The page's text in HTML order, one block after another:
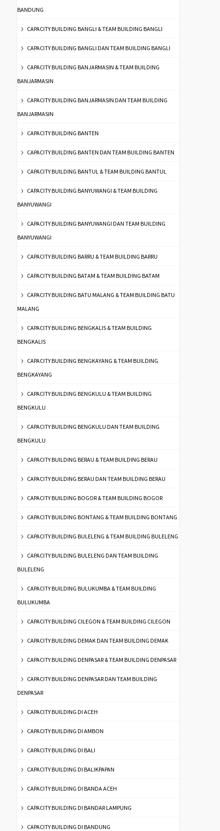
BANDUNG
CAPACITY BUILDING BANGLI & TEAM BUILDING BANGLI
CAPACITY BUILDING BANGLI DAN TEAM BUILDING BANGLI
CAPACITY BUILDING BANJARMASIN & TEAM BUILDING
BANJARMASIN
CAPACITY BUILDING BANJARMASIN DAN TEAM BUILDING
BANJARMASIN
CAPACITY BUILDING BANTEN
CAPACITY BUILDING BANTEN DAN TEAM BUILDING BANTEN
CAPACITY BUILDING BANTUL & TEAM BUILDING BANTUL
CAPACITY BUILDING BANYUWANGI & TEAM BUILDING
BANYUWANGI
CAPACITY BUILDING BANYUWANGI DAN TEAM BUILDING
BANYUWANGI
CAPACITY BUILDING BARRU & TEAM BUILDING BARRU
CAPACITY BUILDING BATAM & TEAM BUILDING BATAM
CAPACITY BUILDING BATU MALANG & TEAM BUILDING BATU
MALANG
CAPACITY BUILDING BENGKALIS & TEAM BUILDING
BENGKALIS
CAPACITY BUILDING BENGKAYANG & TEAM BUILDING
BENGKAYANG
CAPACITY BUILDING BENGKULU & TEAM BUILDING
BENGKULU
CAPACITY BUILDING BENGKULU DAN TEAM BUILDING
BENGKULU
CAPACITY BUILDING BERAU & TEAM BUILDING BERAU
CAPACITY BUILDING BERAU DAN TEAM BUILDING BERAU
CAPACITY BUILDING BOGOR & TEAM BUILDING BOGOR
CAPACITY BUILDING BONTANG & TEAM BUILDING BONTANG
CAPACITY BUILDING BULELENG & TEAM BUILDING BULELENG
CAPACITY BUILDING BULELENG DAN TEAM BUILDING
BULELENG
CAPACITY BUILDING BULUKUMBA & TEAM BUILDING
BULUKUMBA
CAPACITY BUILDING CILEGON & TEAM BUILDING CILEGON
CAPACITY BUILDING DEMAK DAN TEAM BUILDING DEMAK
CAPACITY BUILDING DENPASAR & TEAM BUILDING DENPASAR
CAPACITY BUILDING DENPASAR DAN TEAM BUILDING
DENPASAR
CAPACITY BUILDING DI ACEH
CAPACITY BUILDING DI AMBON
CAPACITY BUILDING DI BALI
CAPACITY BUILDING DI BALIKPAPAN
CAPACITY BUILDING DI BANDA ACEH
CAPACITY BUILDING DI BANDAR LAMPUNG
CAPACITY BUILDING DI BANDUNG